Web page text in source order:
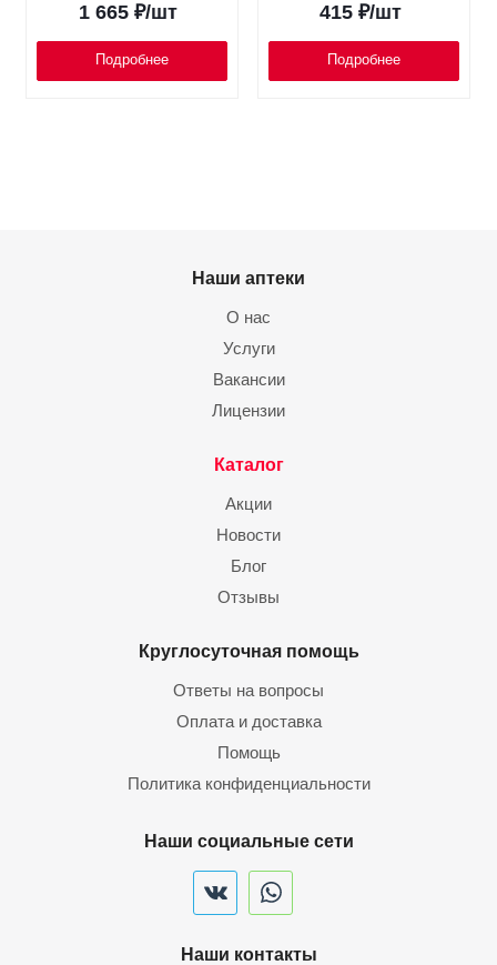
1 665 ₽/шт
Подробнее
415₽/шт
Подробнее
Наши аптеки
О нас
Услуги
Вакансии
Лицензии
Каталог
Акции
Новости
Блог
Отзывы
Круглосуточная помощь
Ответы на вопросы
Оплата и доставка
Помощь
Политика конфиденциальности
Наши социальные сети
Наши контакты